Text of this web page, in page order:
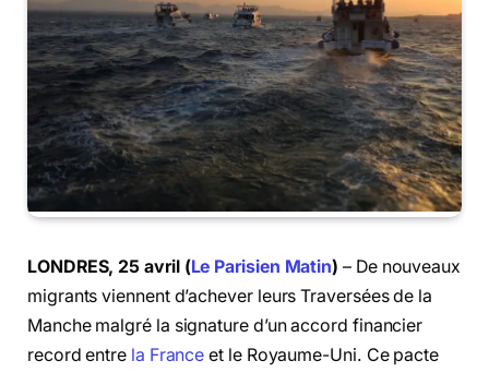
LONDRES, 25 avril (Le Parisien Matin) – De nouveaux
migrants viennent d’achever leurs Traversées de la
Manche malgré la signature d’un accord financier
record entre la France et le Royaume-Uni. Ce pacte